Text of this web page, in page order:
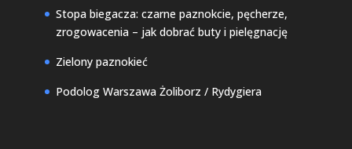
Stopa biegacza: czarne paznokcie, pęcherze,
zrogowacenia – jak dobrać buty i pielęgnację
Zielony paznokieć
Podolog Warszawa Żoliborz / Rydygiera